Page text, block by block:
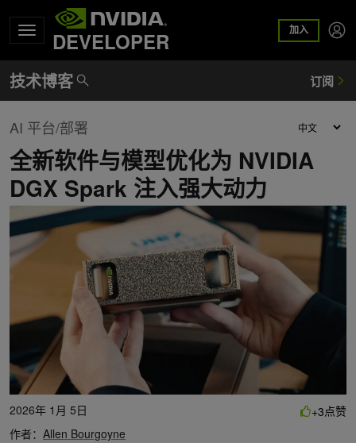
DEVELOPER 加入
AI 平台/部署
全新软件与模型优化为 NVIDIA
DGX Spark 注入强大动力
2026年 1月 5日
作者： Allen Bourgoyne
+3点赞